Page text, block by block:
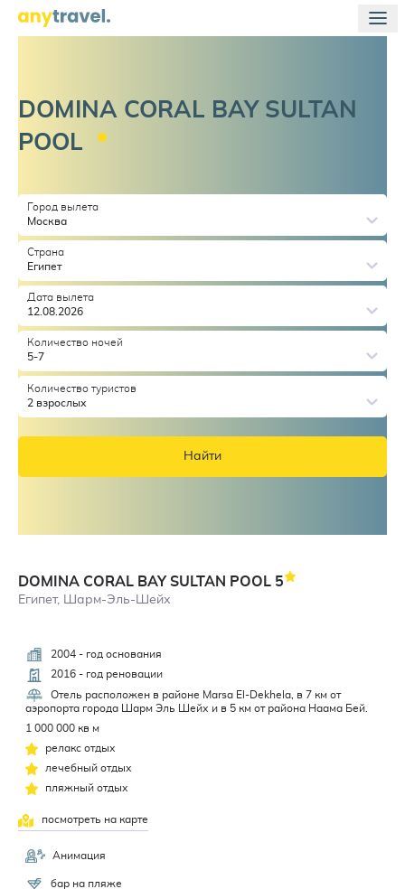
DOMINA CORAL BAY SULTAN
POOL
Город вылета
Москва
Страна
Египет
Дата вылета
12.08.2026
Количество ночей
5-7
Количество туристов
2 взрослых
Найти
DOMINA CORAL BAY SULTAN POOL 5
Египет, Шарм-Эль-Шейх
2004 - год основания
2016 - год реновации
Отель расположен в районе Marsa El-Dekhela, в 7 км от
аэропорта города Шарм Эль Шейх и в 5 км от района Наама Бей.
1 000 000 кв м
релакс отдых
лечебный отдых
пляжный отдых
посмотреть на карте
Анимация
бар на пляже